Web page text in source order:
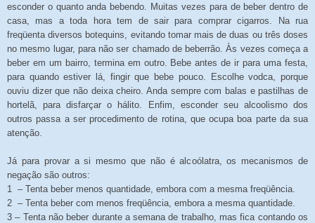
esconder o quanto anda bebendo. Muitas vezes para de beber dentro de
casa, mas a toda hora tem de sair para comprar cigarros. Na rua
freqüenta diversos botequins, evitando tomar mais de duas ou três doses
no mesmo lugar, para não ser chamado de beberrão. Às vezes começa a
beber em um bairro, termina em outro. Bebe antes de ir para uma festa,
para quando estiver lá, fingir que bebe pouco. Escolhe vodca, porque
ouviu dizer que não deixa cheiro. Anda sempre com balas e pastilhas de
hortelã, para disfarçar o hálito. Enfim, esconder seu alcoolismo dos
outros passa a ser procedimento de rotina, que ocupa boa parte da sua
atenção.
Já para provar a si mesmo que não é alcoólatra, os mecanismos de
negação são outros:
1 – Tenta beber menos quantidade, embora com a mesma freqüência.
2 – Tenta beber com menos freqüência, embora a mesma quantidade.
3 – Tenta não beber durante a semana de trabalho, mas fica contando os